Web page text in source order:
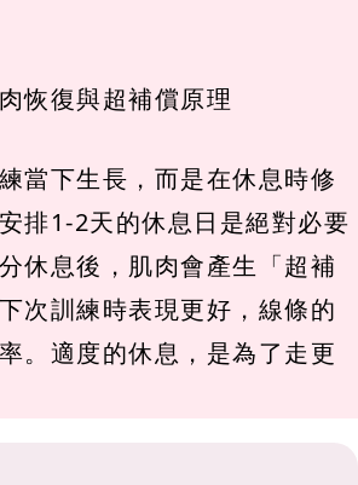
恢復與超補償原理
當下生長，而是在休息時修
排1-2天的休息日是絕對必要
休息後，肌肉會產生「超補
次訓練時表現更好，線條的
。適度的休息，是為了走更